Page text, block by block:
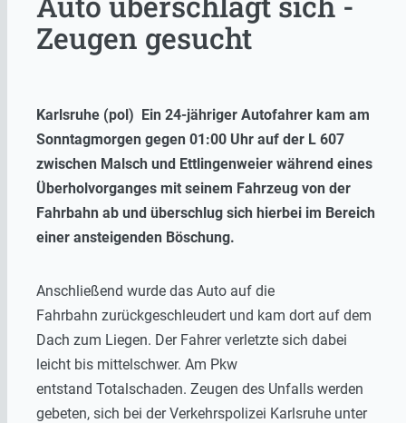
Zeugen gesucht
Karlsruhe (pol) Ein 24-jähriger Autofahrer kam am
Sonntagmorgen gegen 01:00 Uhr auf der L 607
zwischen Malsch und Ettlingenweier während eines
Überholvorganges mit seinem Fahrzeug von der
Fahrbahn ab und überschlug sich hierbei im Bereich
einer ansteigenden Böschung.
Anschließend wurde das Auto auf die
Fahrbahn zurückgeschleudert und kam dort auf dem
Dach zum Liegen. Der Fahrer verletzte sich dabei
leicht bis mittelschwer. Am Pkw
entstand Totalschaden. Zeugen des Unfalls werden
gebeten, sich bei der Verkehrspolizei Karlsruhe unter